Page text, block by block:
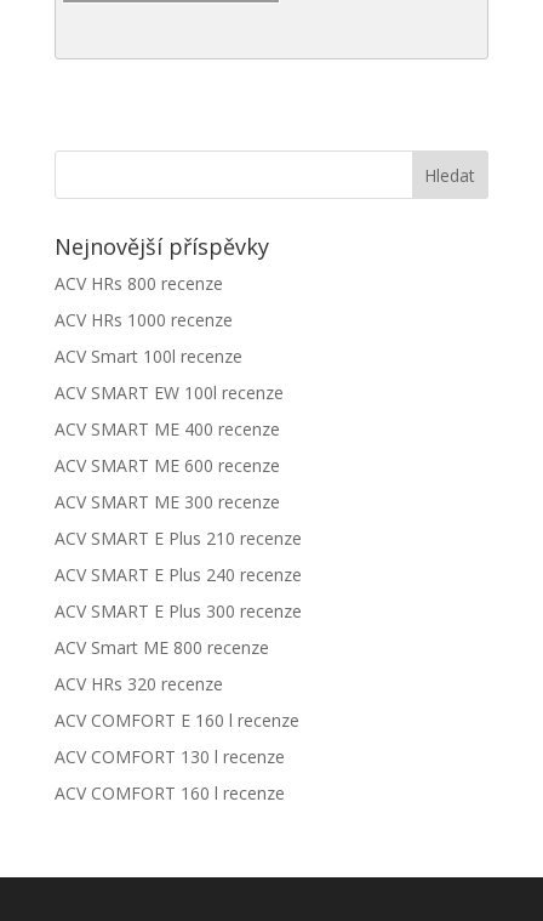
Nejnovější příspěvky
ACV HRs 800 recenze
ACV HRs 1000 recenze
ACV Smart 100l recenze
ACV SMART EW 100l recenze
ACV SMART ME 400 recenze
ACV SMART ME 600 recenze
ACV SMART ME 300 recenze
ACV SMART E Plus 210 recenze
ACV SMART E Plus 240 recenze
ACV SMART E Plus 300 recenze
ACV Smart ME 800 recenze
ACV HRs 320 recenze
ACV COMFORT E 160 l recenze
ACV COMFORT 130 l recenze
ACV COMFORT 160 l recenze